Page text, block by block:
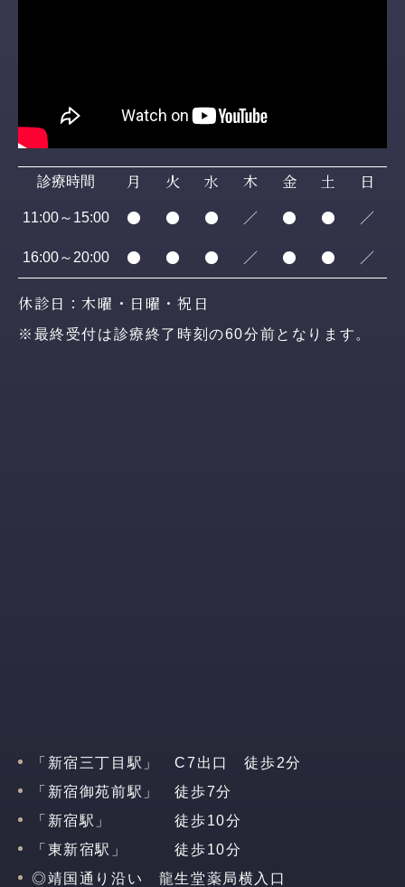
診療時間 月 火 水 木 金 土 日
11:00～15:00 ● ● ● ／ ● ● ／
16:00～20:00 ● ● ● ／ ● ● ／
休診日：木曜・日曜・祝日
※最終受付は診療終了時刻の60分前となります。
「新宿三丁目駅」 C7出口 徒歩2分
「新宿御苑前駅」 徒歩7分
「新宿駅」 徒歩10分
「東新宿駅」 徒歩10分
◎靖国通り沿い 龍生堂薬局横入口